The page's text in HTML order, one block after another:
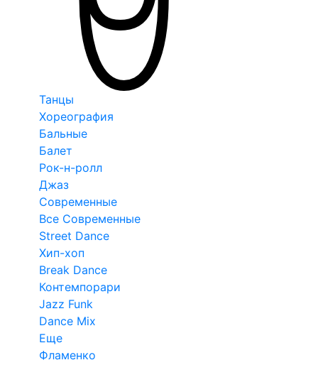
Танцы
Хореография
Бальные
Балет
Рок-н-ролл
Джаз
Современные
Все Современные
Street Dance
Хип-хоп
Break Dance
Контемпорари
Jazz Funk
Dance Mix
Еще
Фламенко